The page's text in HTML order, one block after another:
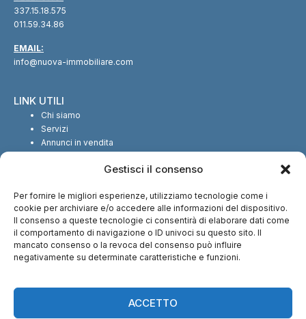
Gestisci il consenso
Per fornire le migliori esperienze, utilizziamo tecnologie come i
cookie per archiviare e/o accedere alle informazioni del dispositivo.
Il consenso a queste tecnologie ci consentirà di elaborare dati come
il comportamento di navigazione o ID univoci su questo sito. Il
mancato consenso o la revoca del consenso può influire
negativamente su determinate caratteristiche e funzioni.
ACCETTO
337.15.18.575
011.59.34.86
EMAIL:
info@nuova-immobiliare.com
LINK UTILI
Chi siamo
Servizi
Annunci in vendita
SEGUICI SUI SOCIAL
CI TROVI ANCHE SU: